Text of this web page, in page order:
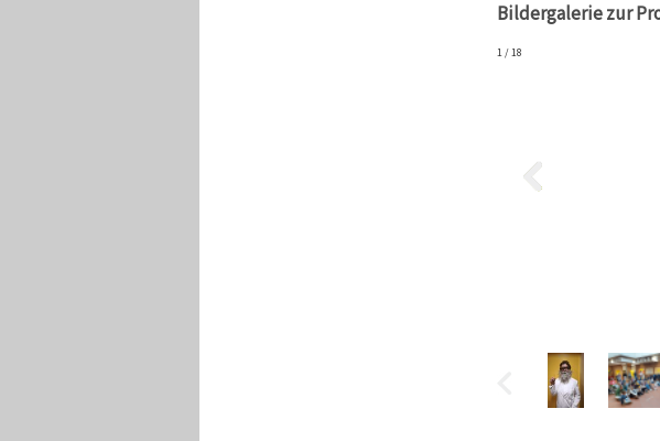
Bildergalerie zur
1/18